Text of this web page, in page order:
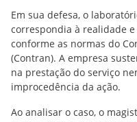
Em sua defesa, o
correspondia à realidade
conforme as normas do
(Contran). A empresa
na prestação do serviço
improcedência da ação.
Ao analisar o caso, o